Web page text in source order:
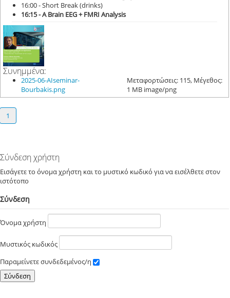
16:00 - Short Break (drinks)
16:15 -A Brain EEG + FMRI Analysis
Συνημμένα:
2025-06-AIseminar-
Bourbakis.png
Μεταφορτώσεις: 115, Μέγεθος:
1 MB image/png
1
Σύνδεση χρήστη
Εισάγετε το όνομα χρήστη και το μυστικό κωδικό για να εισέλθετε στον
ιστότοπο
Σύνδεση
Όνομα χρήστη
Μυστικός κωδικός
Παραμείνετε συνδεδεμένος/η